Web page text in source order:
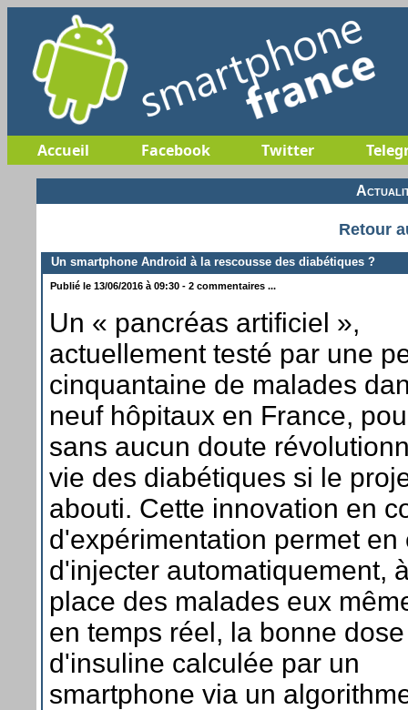
Accueil Facebook Twitter
Retour
Un smartphone Android à la rescousse des diabétiques ?
Publié le 13/06/2016 à 09:30 - 2 commentaires ...
Un « pancréas artificiel »,
actuellement testé par une
cinquantaine de malades
neuf hôpitaux en France,
sans aucun doute
vie des diabétiques si le
abouti. Cette innovation en
d'expérimentation permet en
d'injecter automatiquement,
place des malades eux
en temps réel, la bonne dose
d'insuline calculée par un
smartphone via un